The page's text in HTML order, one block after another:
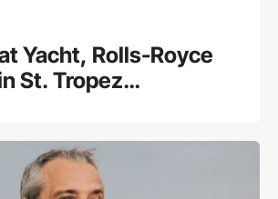
Yacht, Rolls-Royce
St. Tropez